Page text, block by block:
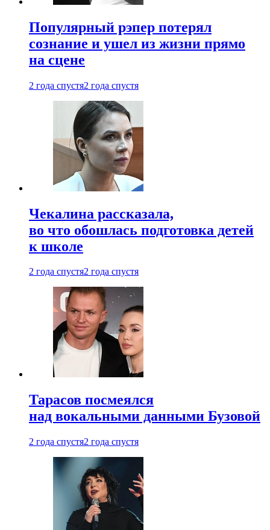
Популярный рэпер потерял
сознание и ушел из жизни прямо
на сцене
2 года спустя2 года спустя
Чекалина рассказала,
во что обошлась подготовка детей
к школе
2 года спустя2 года спустя
Тарасов посмеялся
над вокальными данными Бузовой
2 года спустя2 года спустя